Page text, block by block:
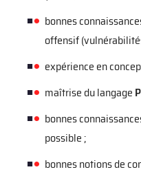
bonnes
offensif
expérience en
maîtrise du langage
bonnes
possible ;
bonnes notions de